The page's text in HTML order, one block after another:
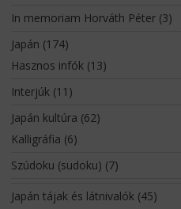
In memoriam Horváth Péter(3)
Japán (174)
Hasznos infók(13)
Interjúk(11)
Japán kultúra (62)
Kalligráfia (6)
Szúdoku (sudoku) (7)
Japán tájak és látnivalók(45)